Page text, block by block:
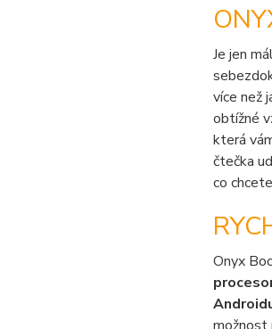
Je jen
více než
obtížné
která
čtečka
co
Onyx